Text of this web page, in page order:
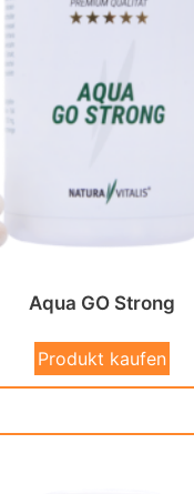
Aqua GO Strong
Produkt kaufen